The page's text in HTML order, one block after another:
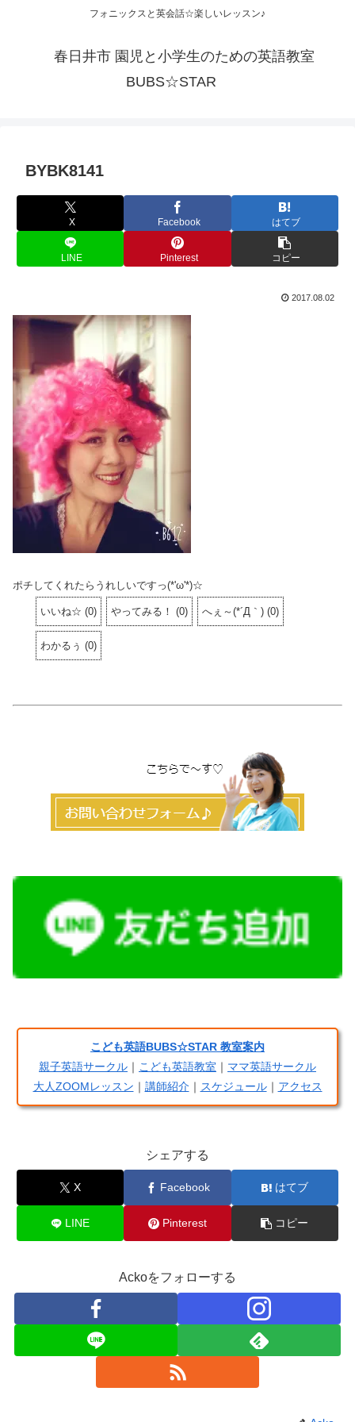
フォニックスと英会話☆楽しいレッスン♪
春日井市 園児と小学生のための英語教室
BUBS☆STAR
BYBK8141
X Facebook はてブ
LINE Pinterest コピー
2017.08.02
ポチしてくれたらうれしいですっ(*'ω'*)☆
いいね☆ (0) やってみる！ (0) へぇ～(*´Д｀) (0)
わかるぅ (0)
こども英語BUBS☆STAR 教室案内
親子英語サークル ｜ こども英語教室 ｜ ママ英語サークル
大人ZOOMレッスン ｜ 講師紹介｜ スケジュール｜ アクセス
シェアする
X Facebook はてブ
LINE Pinterest コピー
Ackoをフォローする